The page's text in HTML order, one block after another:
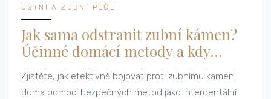
ÚSTNÍ A ZUBNÍ PÉČE
Jak sama odstranit zubní kámen?
Účinné domácí metody a kdy
vyhledat zubaře
Zjistěte, jak efektivně bojovat proti zubnímu kameni
doma pomocí bezpečných metod jako interdentální